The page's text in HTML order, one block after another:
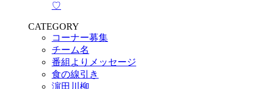
♡
CATEGORY
コーナー募集
チーム名
番組よりメッセージ
食の線引き
濵田川柳